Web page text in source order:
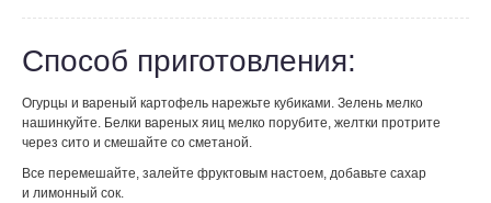
Способ приготовления:
Огурцы и вареный картофель нарежьте кубиками. Зелень мелко
нашинкуйте. Белки вареных яиц мелко порубите, желтки протрите
через сито и смешайте со сметаной.
Все перемешайте, залейте фруктовым настоем, добавьте сахар
и лимонный сок.